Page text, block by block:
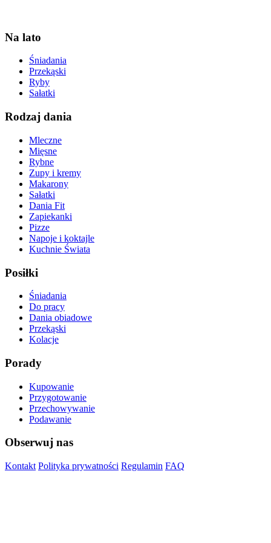
Na lato
Śniadania
Przekąski
Ryby
Sałatki
Rodzaj dania
Mleczne
Mięsne
Rybne
Zupy i kremy
Makarony
Sałatki
Dania Fit
Zapiekanki
Pizze
Napoje i koktajle
Kuchnie Świata
Posiłki
Śniadania
Do pracy
Dania obiadowe
Przekąski
Kolacje
Porady
Kupowanie
Przygotowanie
Przechowywanie
Podawanie
Obserwuj nas
Kontakt Polityka prywatności Regulamin FAQ